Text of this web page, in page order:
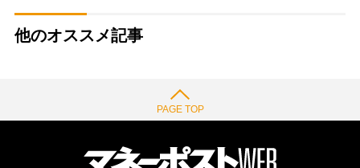
他のオススメ記事
PAGE TOP